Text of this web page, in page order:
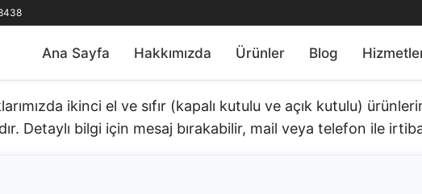
Ana Sayfa Hakkımızda Ürünler Blog
ikinci el ve sıfır (kapalı kutulu ve açık kutulu)
Detaylı bilgi için mesaj bırakabilir, mail veya telefon ile